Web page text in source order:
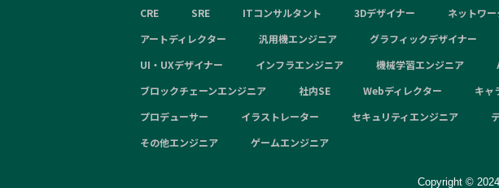
CRE
SRE ITコンサルタント 3Dデザイナー ネットワ
アートディレクター
汎用機エンジニア グラフィックデザイナー
UI・UXデザイナー
インフラエンジニア 機械学習エンジニア
ブロックチェーンエンジニア
社内SE Webディレクター キャ
プロデューサー
イラストレーター セキュリティエンジニア
その他エンジニア
ゲームエンジニア
Copyright ©